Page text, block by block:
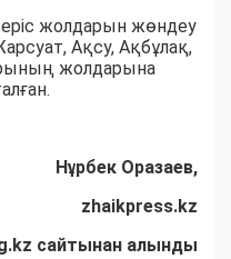
жолдарын жөндеу
Ақсу, Ақбұлақ,
жолдарына
Нұрбек Оразаев,
zhaikpress.kz
сайтынан алынды